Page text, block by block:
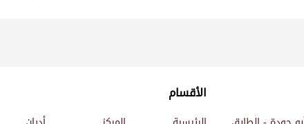
الأقسام